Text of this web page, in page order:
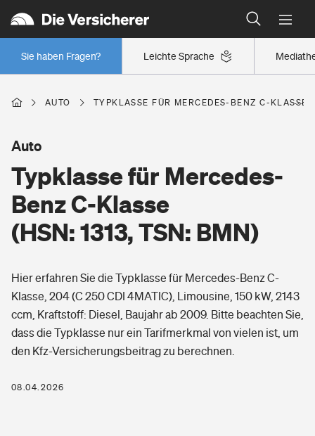
Leichte Sprache
Sie haben Fragen?
Wer versichert was: Jetzt Versicherer finden
Regionalklassen: So ist Ihre Region eingestuft
Wer versichert was: Jetzt Versicherer finden
Berufsunfähigkeitsversicherung
Arbeitsrechtsschutz
Berufshaftpflichtversicherung
Wohnen
Wohngebäudeversicherung
Hausratversicherung
Elementarversicherung
Photovoltaik
Wärmepumpen versichern
Pri­vate Haft­pflicht­
Rechts­schutz­ver­si­che­rung
Gesundheit
Private Krankenversicherung
AUTO TYPKLASSE FÜR MERCEDES-BENZ C-
Typklasse für Mercedes-
Benz C-Klasse
(HSN: 1313, TSN: BMN)
Auto
Hier erfahren Sie die Typklasse für Mercedes-Benz C-
Klasse, 204 (C 250 CDI 4MATIC), Limousine, 150 kW, 2143
ccm, Kraftstoff: Diesel, Baujahr ab 2009. Bitte beachten Sie,
dass die Typklasse nur ein Tarifmerkmal von vielen ist, um
den Kfz-Versicherungsbeitrag zu berechnen.
08.04.2026